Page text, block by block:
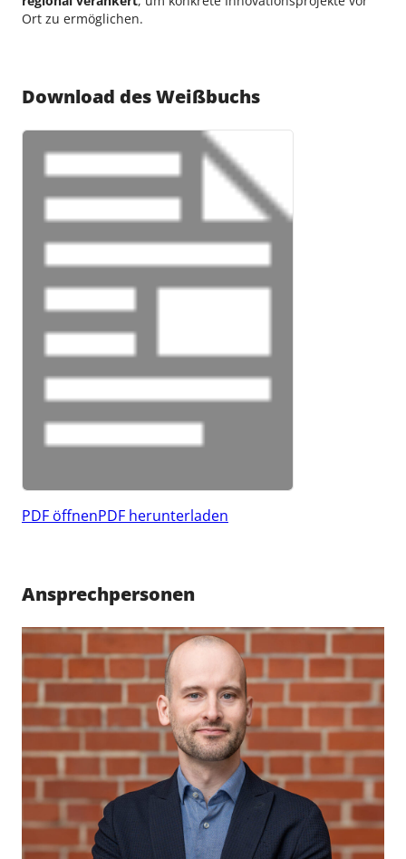
Ort zu ermöglichen.
Download des Weißbuchs
PDF öffnenPDF herunterladen
Ansprechpersonen